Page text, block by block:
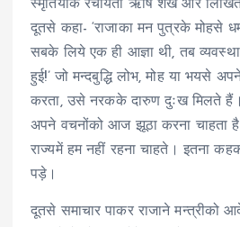
स्मृतियोंके रचयिता ऋषि शंख और
दूतसे कहा- ‘राजाका मन पुत्रके मोहसे
सबके लिये एक ही आज्ञा थी, तब
हुई!’ जो मन्दबुद्धि लोभ, मोह या भयसे
करता, उसे नरकके दारुण दुःख मिलते
अपने वचनोंको आज झूठा करना चाहता
राज्यमें हम नहीं रहना चाहते। इतना
पड़े।
दूतसे समाचार पाकर राजाने मन्त्रीको